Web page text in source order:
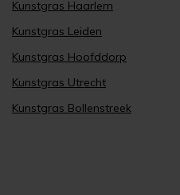
Kunstgras Haarlem
Kunstgras Leiden
Kunstgras Hoofddorp
Kunstgras Utrecht
Kunstgras Bollenstreek